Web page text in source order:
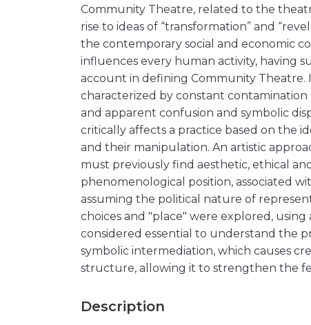
Community Theatre, related to the
rise to ideas of “transformation” and
the contemporary social and economic
influences every human activity, having
account in defining Community
characterized by constant
and apparent confusion and symbolic
critically affects a practice based on the
and their manipulation. An artistic
must previously find aesthetic, ethical
phenomenological position, associated
assuming the political nature of
choices and "place" were explored, using
considered essential to understand the
symbolic intermediation, which causes
structure, allowing it to strengthen the
Description